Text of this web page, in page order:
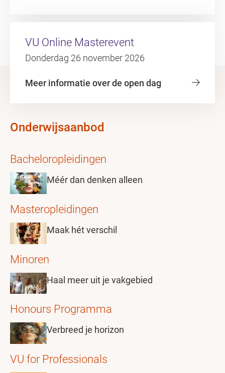
VU Online Masterevent
Donderdag 26 november 2026
Meer informatie over de open dag
Onderwijsaanbod
Bacheloropleidingen
Méér dan denken alleen
Masteropleidingen
Maak hét verschil
Minoren
Haal meer uit je vakgebied
Honours Programma
Verbreed je horizon
VU for Professionals